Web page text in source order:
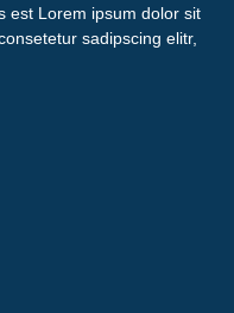
est Lorem ipsum dolor sit
sadipscing elitr,